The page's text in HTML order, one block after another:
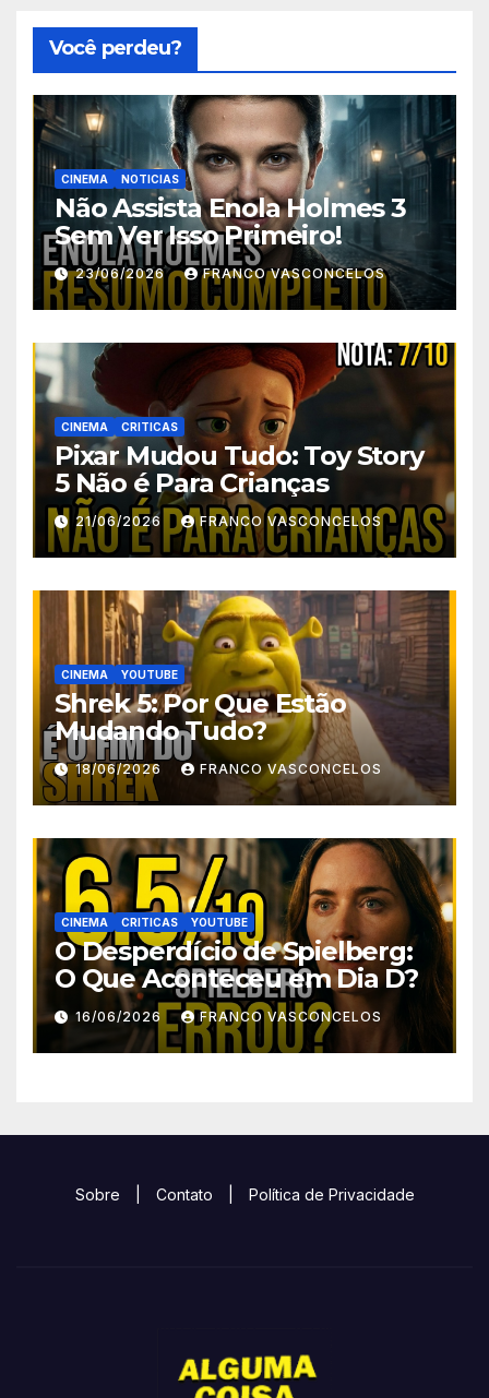
Você perdeu?
CINEMA NOTICIAS
Não Assista Enola Holmes 3
Sem Ver Isso Primeiro!
23/06/2026 FRANCO VASCONCELOS
CINEMA CRITICAS
Pixar Mudou Tudo: Toy Story
5 Não é Para Crianças
21/06/2026 FRANCO VASCONCELOS
CINEMA YOUTUBE
Shrek 5: Por Que Estão
Mudando Tudo?
18/06/2026 FRANCO VASCONCELOS
CINEMA CRITICAS YOUTUBE
O Desperdício de Spielberg:
O Que Aconteceu em Dia D?
16/06/2026 FRANCO VASCONCELOS
Sobre Contato Política de Privacidade